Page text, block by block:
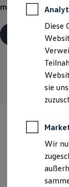
Anpfiff
machbar.
Details ansehen
Verantwortlich
Kaufmann
Diese
sie
Wir